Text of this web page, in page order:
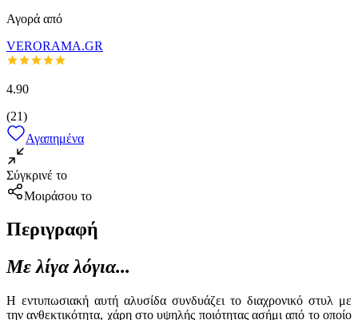
Αγορά από
VERORAMA.GR
4.90
(21)
Αγαπημένα
Σύγκρινέ το
Μοιράσου το
Περιγραφή
Με λίγα λόγια...
Η εντυπωσιακή αυτή αλυσίδα συνδυάζει το διαχρονικό στυλ με
την ανθεκτικότητα, χάρη στο υψηλής ποιότητας ασήμι από το οποίο